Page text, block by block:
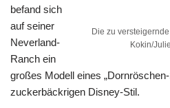
Die zu
Kokin/
befand sich
auf seiner
Neverland-
Ranch ein
großes Modell eines
zuckerbäckrigen Disney-Stil.